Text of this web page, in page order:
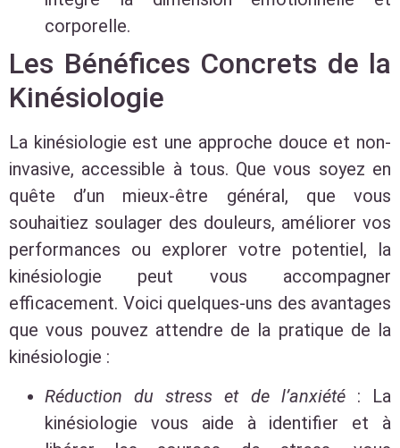
corporelle.
Les Bénéfices Concrets de la
Kinésiologie
La kinésiologie est une approche douce et non-
invasive, accessible à tous. Que vous soyez en
quête d’un mieux-être général, que vous
souhaitiez soulager des douleurs, améliorer vos
performances ou explorer votre potentiel, la
kinésiologie peut vous accompagner
efficacement. Voici quelques-uns des avantages
que vous pouvez attendre de la pratique de la
kinésiologie :
Réduction du stress et de l’anxiété: La
kinésiologie vous aide à identifier et à